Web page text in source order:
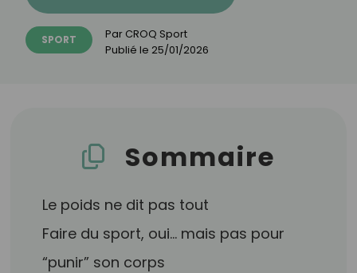
SPORT Par CROQ Sport
Publié le 25/01/2026
Sommaire
Le poids ne dit pas tout
Faire du sport, oui… mais pas pour
“punir” son corps